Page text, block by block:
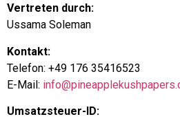
Vertreten durch:
Ussama Soleman
Kontakt:
Telefon: +49 176 35416523
E-Mail:
Umsatzsteuer-ID: